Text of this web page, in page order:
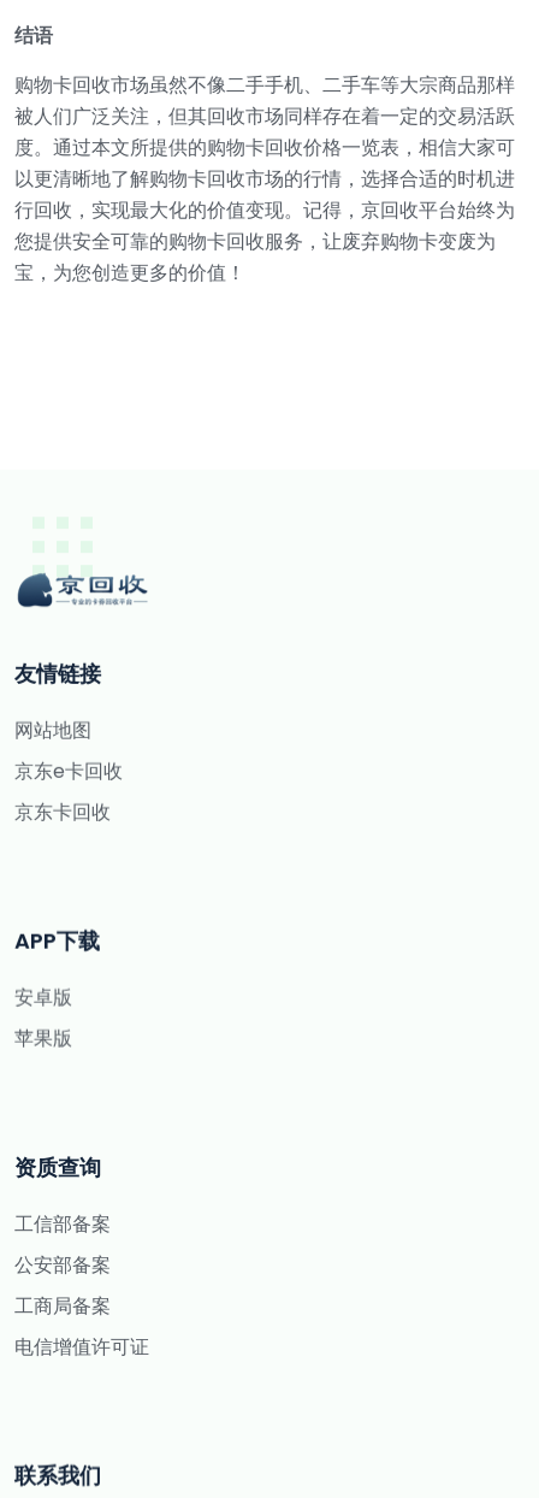
结语
购物卡回收市场虽然不像二手手机、二手车等大宗商品那样
被人们广泛关注，但其回收市场同样存在着一定的交易活跃
度。通过本文所提供的购物卡回收价格一览表，相信大家可
以更清晰地了解购物卡回收市场的行情，选择合适的时机进
行回收，实现最大化的价值变现。记得，京回收平台始终为
您提供安全可靠的购物卡回收服务，让废弃购物卡变废为
宝，为您创造更多的价值！
友情链接
网站地图
京东e卡回收
京东卡回收
APP下载
安卓版
苹果版
资质查询
工信部备案
公安部备案
工商局备案
电信增值许可证
联系我们